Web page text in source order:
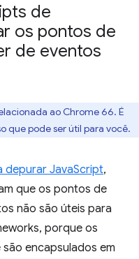
de
os pontos de
de eventos
ao Chrome 66. É
que pode ser útil para você.
depurar JavaScript,
que os pontos de
não são úteis para
porque os
encapsulados em